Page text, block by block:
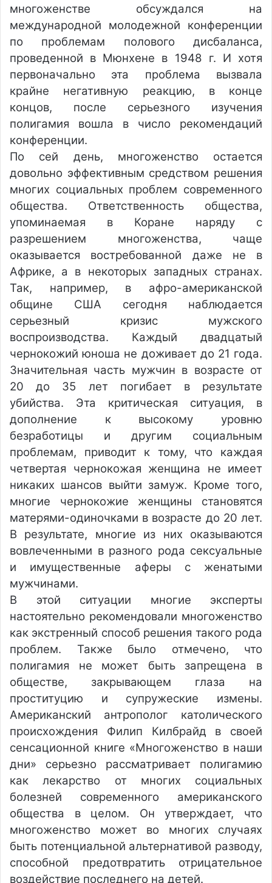
многоженстве обсуждался на
международной молодежной конференции
по проблемам полового дисбаланса,
проведенной в Мюнхене в 1948 г. И хотя
первоначально эта проблема вызвала
крайне негативную реакцию, в конце
концов, после серьезного изучения
полигамия вошла в число рекомендаций
конференции.
По сей день, многоженство остается
довольно эффективным средством решения
многих социальных проблем современного
общества. Ответственность общества,
упоминаемая в Коране наряду с
разрешением многоженства, чаще
оказывается востребованной даже не в
Африке, а в некоторых западных странах.
Так, например, в афро-американской
общине США сегодня наблюдается
серьезный кризис мужского
воспроизводства. Каждый двадцатый
чернокожий юноша не доживает до 21 года.
Значительная часть мужчин в возрасте от
20 до 35 лет погибает в результате
убийства. Эта критическая ситуация, в
дополнение к высокому уровню
безработицы и другим социальным
проблемам, приводит к тому, что каждая
четвертая чернокожая женщина не имеет
никаких шансов выйти замуж. Кроме того,
многие чернокожие женщины становятся
матерями-одиночками в возрасте до 20 лет.
В результате, многие из них оказываются
вовлеченными в разного рода сексуальные
и имущественные аферы с женатыми
мужчинами.
В этой ситуации многие эксперты
настоятельно рекомендовали многоженство
как экстренный способ решения такого рода
проблем. Также было отмечено, что
полигамия не может быть запрещена в
обществе, закрывающем глаза на
проституцию и супружеские измены.
Американский антрополог католического
происхождения Филип Килбрайд в своей
сенсационной книге «Многоженство в наши
дни» серьезно рассматривает полигамию
как лекарство от многих социальных
болезней современного американского
общества в целом. Он утверждает, что
многоженство может во многих случаях
быть потенциальной альтернативой разводу,
способной предотвратить отрицательное
воздействие последнего на детей.